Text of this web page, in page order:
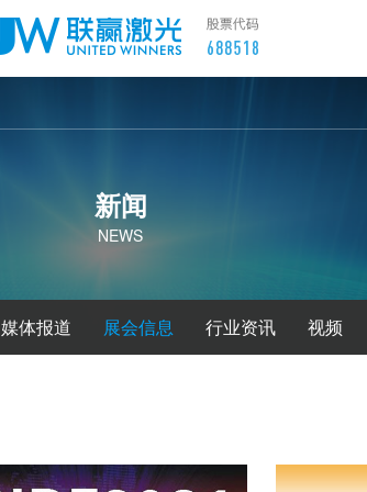
新闻
NEWS
媒体报道 展会信息 行业资讯 视频